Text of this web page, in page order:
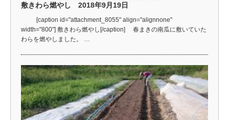
敷きわら燃やし 2018年9月19日
[caption id="attachment_8055" align="alignnone"
width="800"] 敷きわら燃やし[/caption] 春まきの南瓜に敷いていた
わらを燃やしました。 …